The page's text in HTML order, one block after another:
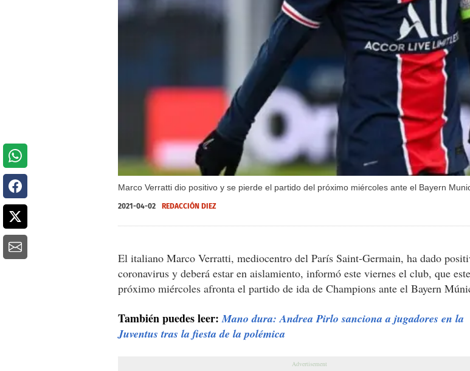
Marco Verratti dio positivo y se pierde el partido del próximo miércoles ante el Bayern
2021-04-02 REDACCIÓN DIEZ
El italiano Marco Verratti, mediocentro del París Saint-Germain, ha dado
coronavirus y deberá estar en aislamiento, informó este viernes el club, que este
próximo miércoles afronta el partido de ida de Champions ante el Bayern
También puedes leer:Mano dura: Andrea Pirlo sanciona a jugadores en la
Juventus tras la fiesta de la polémica